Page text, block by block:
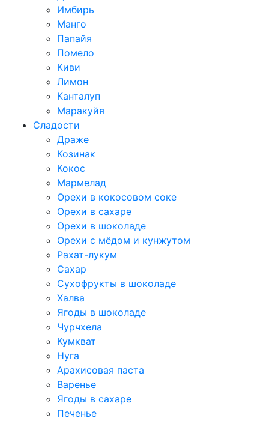
Имбирь
Манго
Папайя
Помело
Киви
Лимон
Канталуп
Маракуйя
Сладости
Драже
Козинак
Кокос
Мармелад
Орехи в кокосовом соке
Орехи в сахаре
Орехи в шоколаде
Орехи с мёдом и кунжутом
Рахат-лукум
Сахар
Сухофрукты в шоколаде
Халва
Ягоды в шоколаде
Чурчхела
Кумкват
Нуга
Арахисовая паста
Варенье
Ягоды в сахаре
Печенье